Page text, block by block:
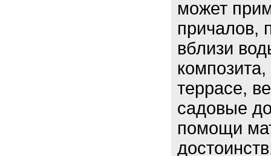
может
причалов,
вблизи
террасе,
садовые
помощи